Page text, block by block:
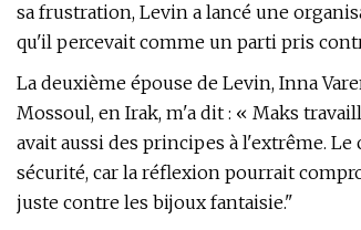
sa frustration, Levin a lancé une
qu'il percevait comme un parti pris
La deuxième épouse de Levin, Inna
Mossoul, en Irak, m'a dit : « Maks
avait aussi des principes à l'extrême.
sécurité, car la réflexion pourrait
juste contre les bijoux fantaisie."